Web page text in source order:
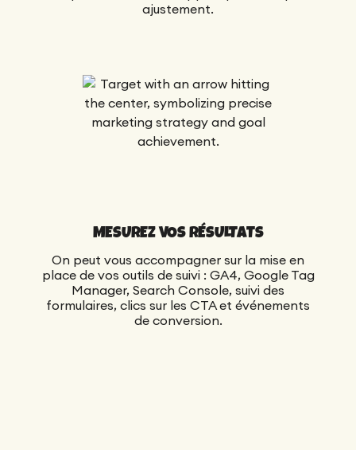
ajustement.
MESUREZ VOS RÉSULTATS
On peut vous accompagner sur la mise en
place de vos outils de suivi : GA4, Google Tag
Manager, Search Console, suivi des
formulaires, clics sur les CTA et événements
de conversion.